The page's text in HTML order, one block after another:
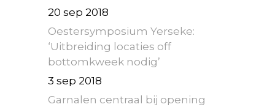
20 sep 2018
Oestersymposium Yerseke:
‘Uitbreiding locaties off
bottomkweek nodig’
3 sep 2018
Garnalen centraal bij opening